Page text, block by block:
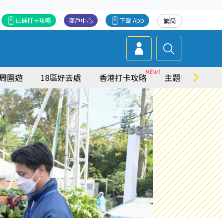
繁简
下載 App
商戶中心
社群打卡攻略
圍遊 18區好去處 香港打卡攻略 主題特集